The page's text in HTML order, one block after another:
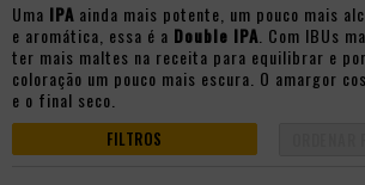
Uma IPA ainda mais potente, um pouco mais
e aromática, essa é a Double IPA . Com IBUs
ter mais maltes na receita para equilibrar e
coloração um pouco mais escura. O amargor
e o final seco.
FILTROS